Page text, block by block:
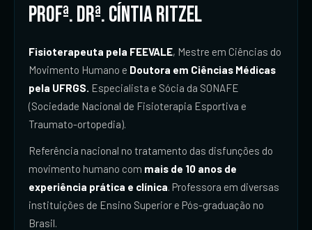
Profª. Drª. Cíntia Ritzel
Fisioterapeuta pela FEEVALE, Mestre em Ciências do
Movimento Humano e Doutora em Ciências Médicas
pela UFRGS. Especialista e Sócia da SONAFE
(Sociedade Nacional de Fisioterapia Esportiva e
Traumato-ortopedia).
Referência nacional no tratamento das disfunções do
movimento humano com mais de 10 anos de
experiência prática e clínica . Professora em diversas
instituições de Ensino Superior e Pós-graduação no
Brasil.